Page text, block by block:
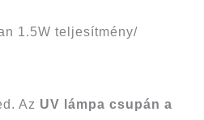
1.5W teljesítmény/
Az UV lámpa csupán a